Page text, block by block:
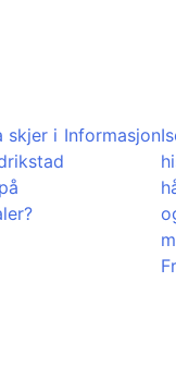
skjer i Informasjon